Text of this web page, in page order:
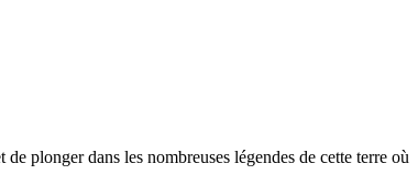
plonger dans les nombreuses légendes de cette terre où